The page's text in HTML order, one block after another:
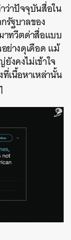
าว่าปัจจุบันสื่อใน
รัฐบาลของ
าทวีตด่าสื่อแบบ
ย่างดุเดือดแม้
งคงไม่เข้าใจ
ที่เนื้อหาเหล่านั้น